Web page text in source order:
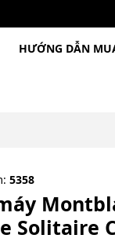
HƯỚNG DẪN
5358
Solitaire